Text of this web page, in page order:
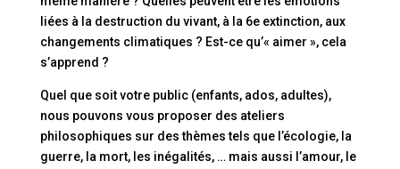
liées à la destruction du vivant, à la 6e extinction, aux
changements climatiques ? Est-ce qu’« aimer », cela
s’apprend ?
Quel que soit votre public (enfants, ados, adultes),
nous pouvons vous proposer des ateliers
philosophiques sur des thèmes tels que l’écologie, la
guerre, la mort, les inégalités, … mais aussi l’amour, le